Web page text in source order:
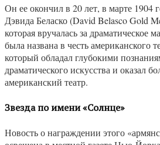
Он ее окончил в 20 лет, в марте 1904
Дэвида Беласко (David Belasco Gold
которая вручалась за драматическое
была названа в честь американского
который обладал глубокими
драматического искусства и оказал
американский театр.
Звезда по имени «Солнце»
Новость о награждении этого